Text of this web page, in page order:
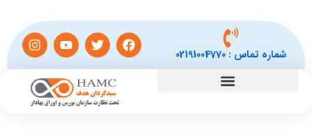
شماره تماس :02191004770